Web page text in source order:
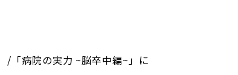
/「病院の実力 ~脳卒中編~」に